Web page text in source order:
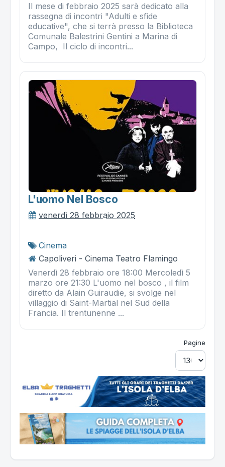
Il mese di febbraio 2025 sarà dedicato alla
rassegna di incontri "Adulti e sfide
educative", che si terrà presso la Biblioteca
Comunale Balestrini Gentini a Marina di
Campo, Il ciclo di incontri...
L'uomo Nel Bosco
venerdì 28 febbraio 2025
Cinema
Capoliveri - Cinema Teatro Flamingo
Venerdì 28 febbraio ore 18:00 Mercoledì 5
marzo ore 21:30 L'uomo nel bosco , il film
diretto da Alain Guiraudie, si svolge nel
villaggio di Saint-Martial nel Sud della
Francia. Il trentunenne ...
Pagine